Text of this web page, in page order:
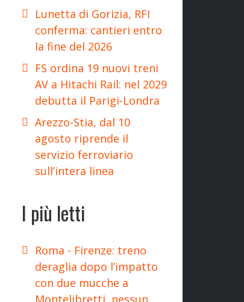
Lunetta di Gorizia, RFI
conferma: cantieri entro
la fine del 2026
FS ordina 19 nuovi treni
AV a Hitachi Rail: nel 2029
debutta il Parigi-Londra
Arezzo-Stia, dal 10
agosto riprende il
servizio ferroviario
sull’intera linea
I più letti
Roma - Firenze: treno
deraglia dopo l’impatto
con due mucche a
Montelibretti, nessun